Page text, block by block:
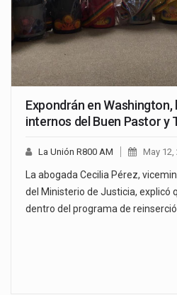
Expondrán en
internos del Buen Pastor y
La Unión R800 AM May 12,
La abogada Cecilia Pérez,
del Ministerio de Justicia, explicó
dentro del programa de